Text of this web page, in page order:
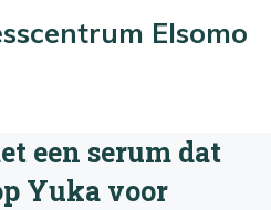
Elsomo
een serum dat
Yuka voor